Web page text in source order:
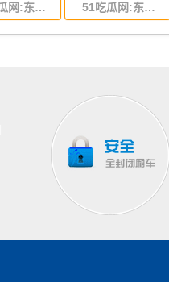
51吃瓜网:东莞到山东省物流专线,东莞到山东省物流公司 51吃瓜网:东莞到江苏物流专线运输,东莞到江苏省物流公司